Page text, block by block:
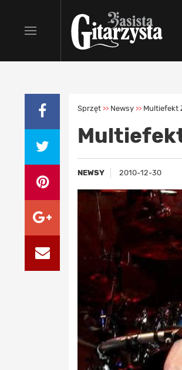
Sprzęt >> Newsy >> Multiefekt
NEWSY 2010-12-30